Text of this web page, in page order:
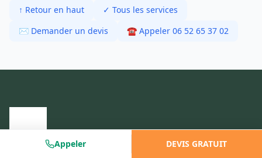
↑ Retour en haut
✓ Tous les services
✉ Demander un devis
☎ Appeler 06 52 65 37 02
Appeler DEVIS GRATUIT